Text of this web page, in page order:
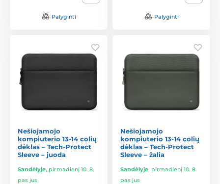
Palyginti Palyginti
Nešiojamojo
kompiuterio 13-14 colių
dėklas – Tech-Protect
Sleeve – juoda
Sandėlyje, pirmadienį 10. 8.
pas jus
Nešiojamojo
kompiuterio 13-14 colių
dėklas – Tech-Protect
Sleeve – žalia
Sandėlyje, pirmadienį 10. 8.
pas jus